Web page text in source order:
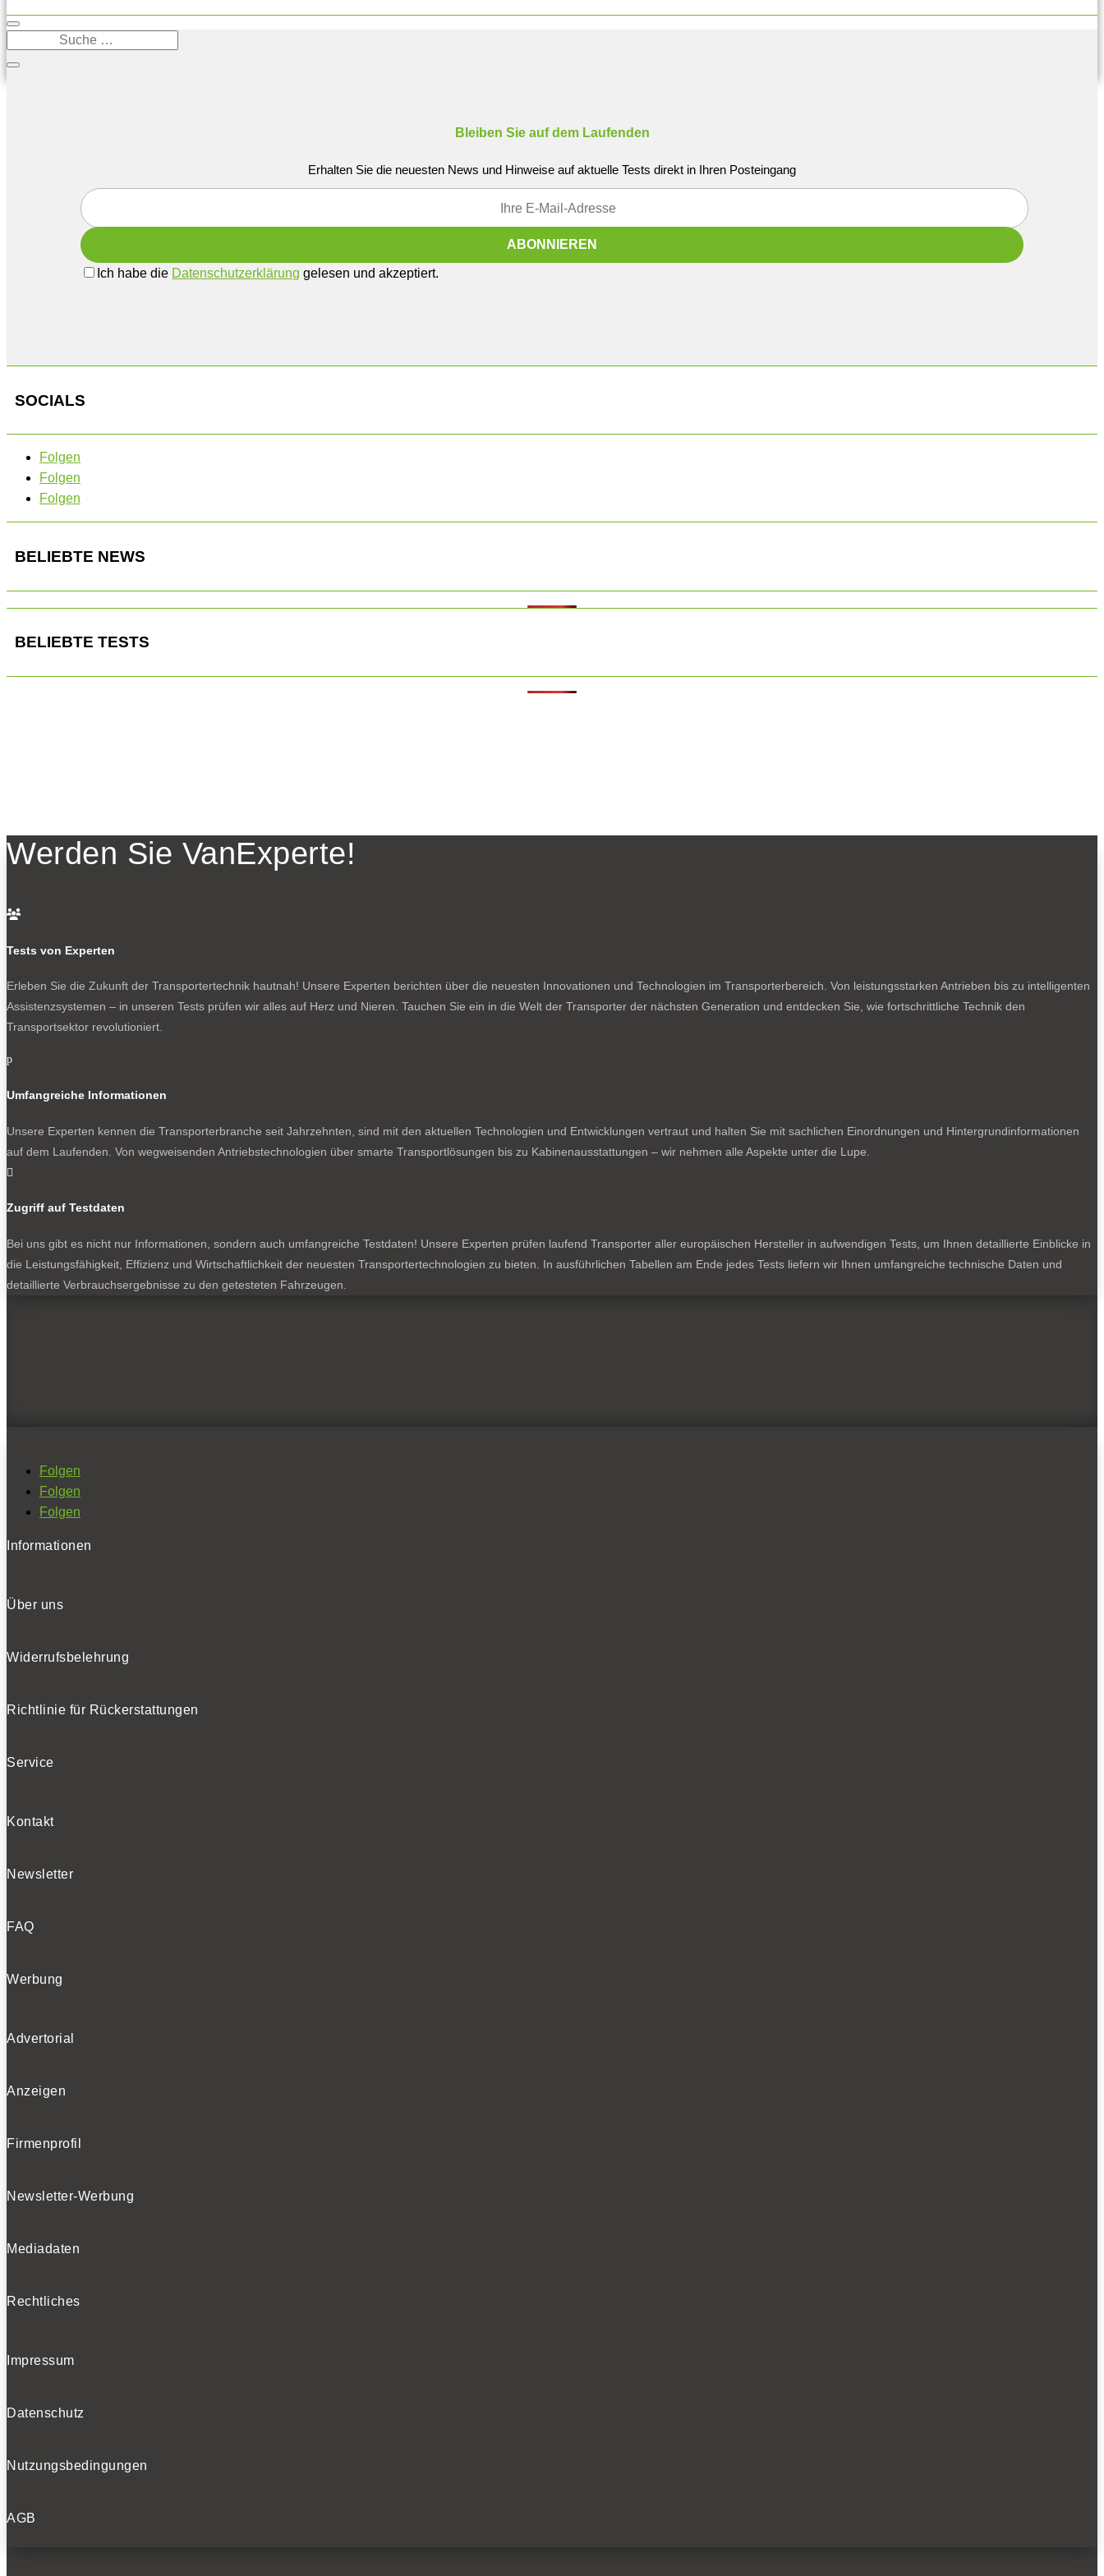
Bleiben Sie auf dem Laufenden
Erhalten Sie die neuesten News und Hinweise auf aktuelle Tests direkt in Ihren Posteingang
Ich habe die Datenschutzerklärung gelesen und akzeptiert.
SOCIALS
Folgen
Folgen
Folgen
BELIEBTE NEWS
BELIEBTE TESTS
Werden Sie VanExperte!

Tests von Experten
Erleben Sie die Zukunft der Transportertechnik hautnah! Unsere Experten berichten über die neuesten Innovationen und Technologien im Transporterbereich. Von leistungsstarken Antrieben bis zu intelligenten
Assistenzsystemen – in unseren Tests prüfen wir alles auf Herz und Nieren. Tauchen Sie ein in die Welt der Transporter der nächsten Generation und entdecken Sie, wie fortschrittliche Technik den
Transportsektor revolutioniert.
p
Umfangreiche Informationen
Unsere Experten kennen die Transporterbranche seit Jahrzehnten, sind mit den aktuellen Technologien und Entwicklungen vertraut und halten Sie mit sachlichen Einordnungen und Hintergrundinformationen
auf dem Laufenden. Von wegweisenden Antriebstechnologien über smarte Transportlösungen bis zu Kabinenausstattungen – wir nehmen alle Aspekte unter die Lupe.

Zugriff auf Testdaten
Bei uns gibt es nicht nur Informationen, sondern auch umfangreiche Testdaten! Unsere Experten prüfen laufend Transporter aller europäischen Hersteller in aufwendigen Tests, um Ihnen detaillierte Einblicke in
die Leistungsfähigkeit, Effizienz und Wirtschaftlichkeit der neuesten Transportertechnologien zu bieten. In ausführlichen Tabellen am Ende jedes Tests liefern wir Ihnen umfangreiche technische Daten und
detaillierte Verbrauchsergebnisse zu den getesteten Fahrzeugen.
Folgen
Folgen
Folgen
Informationen
Über uns
Widerrufsbelehrung
Richtlinie für Rückerstattungen
Service
Kontakt
Newsletter
FAQ
Werbung
Advertorial
Anzeigen
Firmenprofil
Newsletter-Werbung
Mediadaten
Rechtliches
Impressum
Datenschutz
Nutzungsbedingungen
AGB